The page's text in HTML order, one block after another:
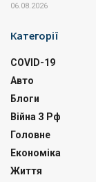
06.08.2026
Категорії
COVID-19
Авто
Блоги
Війна З Рф
Головне
Економіка
Життя